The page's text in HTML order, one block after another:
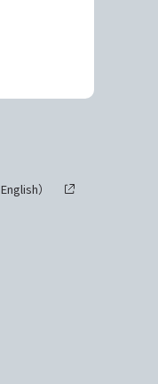
English）